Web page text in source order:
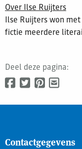
Over Ilse Ruijters
Ilse Ruijters won
fictie meerdere
Deel deze pagina:
Contactgegevens